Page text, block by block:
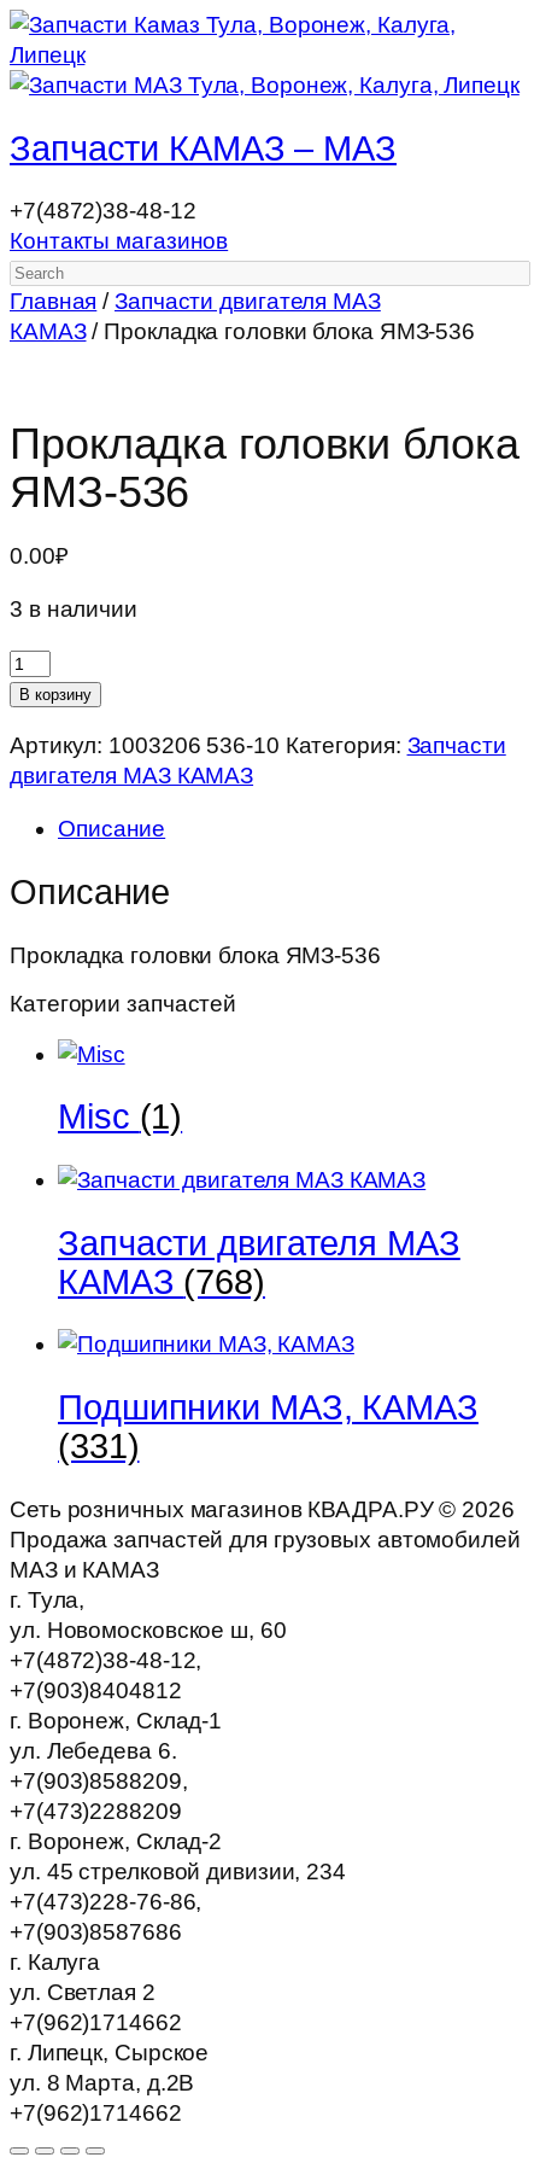
Запчасти КАМАЗ – МАЗ
+7(4872)38-48-12
Контакты магазинов
Search
Главная /Запчасти двигателя МАЗ
КАМАЗ/ Прокладка головки блока ЯМЗ-536
Прокладка головки блока
ЯМЗ-536
0.00₽
3 в наличии
Количество
товара
головки
блока
В корзину
Артикул: 1003206 536-10 Категория: Запчасти
двигателя МАЗ КАМАЗ
Описание
Описание
Прокладка головки блока ЯМЗ-536
Категории запчастей
Misc (1)
Запчасти двигателя МАЗ
КАМАЗ (768)
Подшипники МАЗ, КАМАЗ
(331)
Сеть розничных магазинов КВАДРА.РУ © 2026
Продажа запчастей для грузовых автомобилей
МАЗ и КАМАЗ
г. Тула,
ул. Новомосковское ш, 60
+7(4872)38-48-12,
+7(903)8404812
г. Воронеж, Склад-1
ул. Лебедева 6.
+7(903)8588209,
+7(473)2288209
г. Воронеж, Склад-2
ул. 45 стрелковой дивизии, 234
+7(473)228-76-86,
+7(903)8587686
г. Калуга
ул. Светлая 2
+7(962)1714662
г. Липецк, Сырское
ул. 8 Марта, д.2В
+7(962)1714662